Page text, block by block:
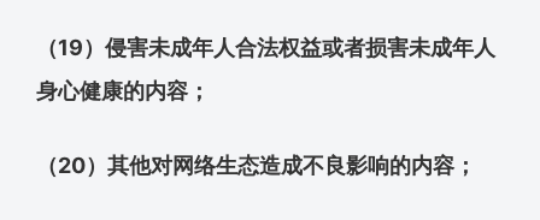
（19）侵害未成年人合法权益或者损害未成年人
身心健康的内容；
（20）其他对网络生态造成不良影响的内容；